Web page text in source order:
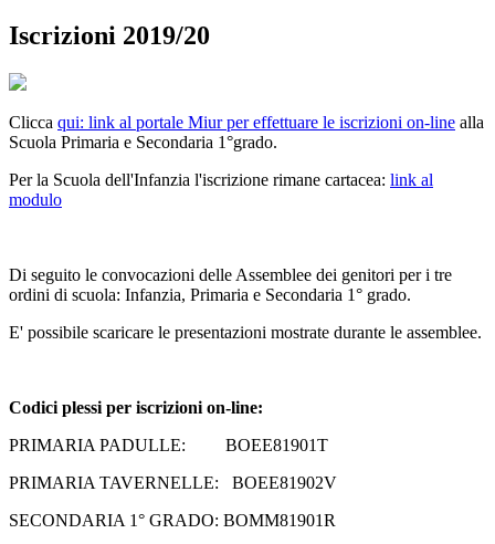
Iscrizioni 2019/20
Clicca qui: link al portale Miur per effettuare le iscrizioni on-line alla
Scuola Primaria e Secondaria 1°grado.
Per la Scuola dell'Infanzia l'iscrizione rimane cartacea: link al
modulo
Di seguito le convocazioni delle Assemblee dei genitori per i tre
ordini di scuola: Infanzia, Primaria e Secondaria 1° grado.
E' possibile scaricare le presentazioni mostrate durante le assemblee.
Codici plessi per iscrizioni on-line:
PRIMARIA PADULLE: BOEE81901T
PRIMARIA TAVERNELLE: BOEE81902V
SECONDARIA 1° GRADO: BOMM81901R